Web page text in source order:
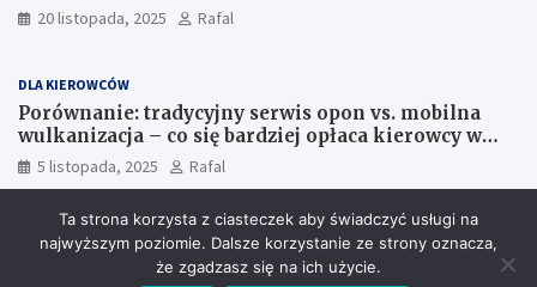
20 listopada, 2025 Rafal
DLA KIEROWCÓW
Porównanie: tradycyjny serwis opon vs. mobilna
wulkanizacja – co się bardziej opłaca kierowcy w
Szczecinie?
5 listopada, 2025 Rafal
Copyright © 202624Ratownictwo.pl Theme by:
Ta strona korzysta z ciasteczek aby świadczyć usługi na
najwyższym poziomie. Dalsze korzystanie ze strony oznacza,
że zgadzasz się na ich użycie.